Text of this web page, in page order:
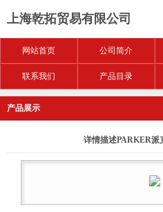
上海乾拓贸易有限公司
网站首页 公司简介
联系我们 产品目录
产品展示
详情描述PARKER派